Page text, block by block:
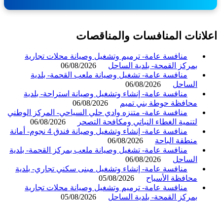
المنافسات والمناقصات
منافسة عامة- ترميم وتشغيل وصيانة محلات تجارية
بمركز القمحة- بلدية الساحل
06/08/2026
منافسة عامة- تشغيل وصيانة ملعب القحمة- بلدية
الساحل
06/08/2026
منافسة عامة- إنشاء وتشغيل وصيانة استراحة- بلدية
محافظة حوطة بني تميم
06/08/2026
منافسة عامة- متنزه وادي حلي السياحي- المركز الوطني
لتنمية الغطاء النباتي ومكافحة التصحر
06/08/2026
منافسة عامة- إنشاء وتشغيل وصيانة فندق 4 نجوم- أمانة
منطقة الباحة
06/08/2026
منافسة عامة- تشغيل وصيانة ملعب بمركز القحمة- بلدية
الساحل
06/08/2026
منافسة عامة- إنشاء وتشغيل مبنى سكني تجاري- بلدية
محافظة الأسياح
05/08/2026
منافسة عامة- ترميم وتشغيل وصيانة محلات تجارية
بمركز القمحة- بلدية الساحل
05/08/2026